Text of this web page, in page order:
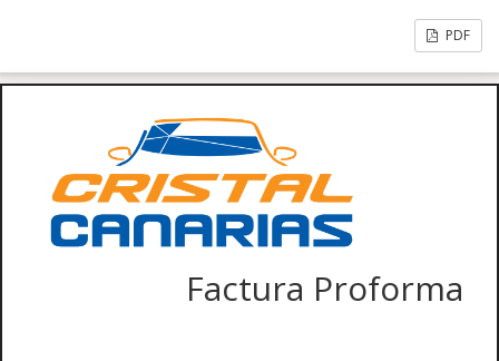
PDF
Factura Proforma